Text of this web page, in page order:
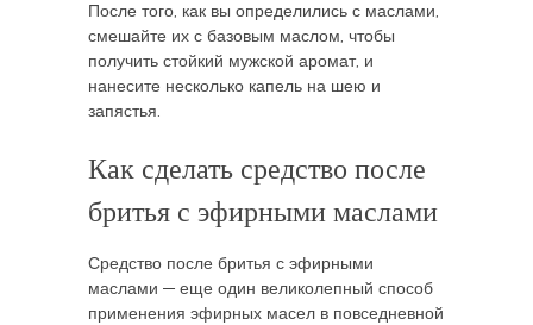
После того, как вы определились с маслами,
смешайте их с базовым маслом, чтобы
получить стойкий мужской аромат, и
нанесите несколько капель на шею и
запястья.
Как сделать средство после
бритья с эфирными маслами
Средство после бритья с эфирными
маслами — еще один великолепный способ
применения эфирных масел в повседневной